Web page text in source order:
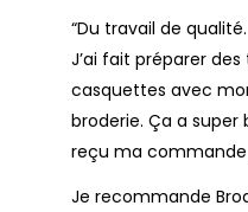
“Du travail de qualité.
J’ai fait préparer
casquettes avec
broderie. Ça a super
reçu ma
Je recommande